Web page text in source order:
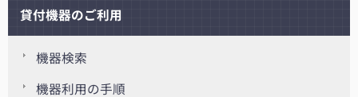
貸付機器のご利用
機器検索
機器利用の手順